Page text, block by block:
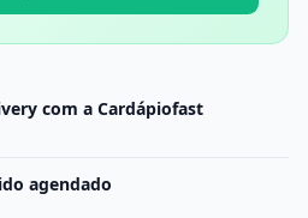
com a Cardápiofast
agendado